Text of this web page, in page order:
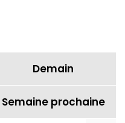
Demain
Semaine prochaine